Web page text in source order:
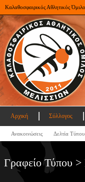
Καλαθοσφαιρικός Αθλητικός
Αρχική Σύλλογος
Ανακοινώσεις Δελτία Τύπου
Γραφείο Τύπου >